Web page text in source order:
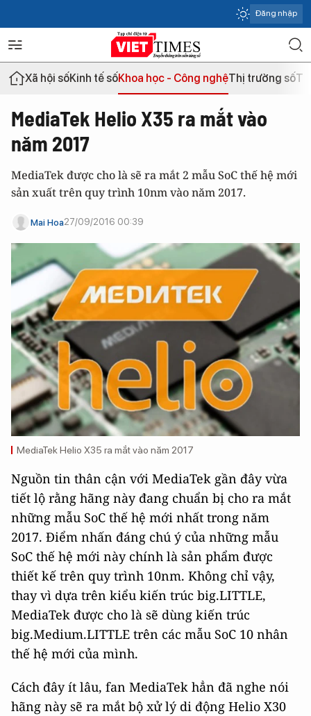
Đăng nhập
Xã hội sốKinh tế sốKhoa học - Công nghệThị trường số
MediaTek Helio X35 ra mắt vào
năm 2017
MediaTek được cho là sẽ ra mắt 2 mẫu SoC thế hệ mới
sản xuất trên quy trình 10nm vào năm 2017.
Mai Hoa27/09/2016 00:39
MediaTek Helio X35 ra mắt vào năm 2017
Nguồn tin thân cận với MediaTek gần đây vừa
tiết lộ rằng hãng này đang chuẩn bị cho ra mắt
những mẫu SoC thế hệ mới nhất trong năm
2017. Điểm nhấn đáng chú ý của những mẫu
SoC thế hệ mới này chính là sản phẩm được
thiết kế trên quy trình 10nm. Không chỉ vậy,
thay vì dựa trên kiểu kiến trúc big.LITTLE,
MediaTek được cho là sẽ dùng kiến trúc
big.Medium.LITTLE trên các mẫu SoC 10 nhân
thế hệ mới của mình.
Cách đây ít lâu, fan MediaTek hẳn đã nghe nói
hãng này sẽ ra mắt bộ xử lý di động Helio X30